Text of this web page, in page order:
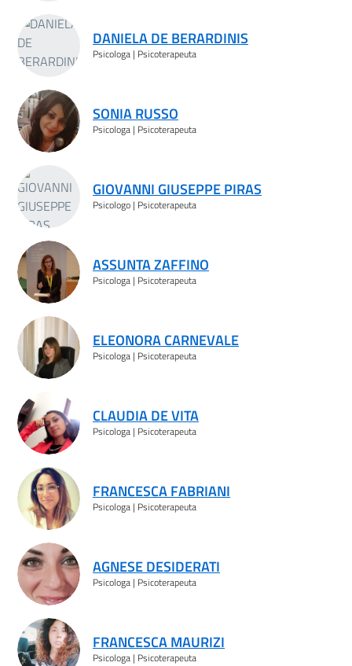
DANIELA DE BERARDINIS
Psicologa | Psicoterapeuta
SONIA RUSSO
Psicologa | Psicoterapeuta
GIOVANNI GIUSEPPE PIRAS
Psicologo | Psicoterapeuta
ASSUNTA ZAFFINO
Psicologa | Psicoterapeuta
ELEONORA CARNEVALE
Psicologa | Psicoterapeuta
CLAUDIA DE VITA
Psicologa | Psicoterapeuta
FRANCESCA FABRIANI
Psicologa | Psicoterapeuta
AGNESE DESIDERATI
Psicologa | Psicoterapeuta
FRANCESCA MAURIZI
Psicologa | Psicoterapeuta